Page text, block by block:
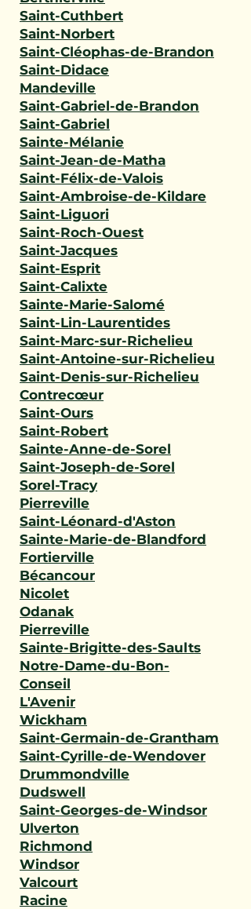
Saint-Cuthbert
Saint-Norbert
Saint-Cléophas-de-Brandon
Saint-Didace
Mandeville
Saint-Gabriel-de-Brandon
Saint-Gabriel
Sainte-Mélanie
Saint-Jean-de-Matha
Saint-Félix-de-Valois
Saint-Ambroise-de-Kildare
Saint-Liguori
Saint-Roch-Ouest
Saint-Jacques
Saint-Esprit
Saint-Calixte
Sainte-Marie-Salomé
Saint-Lin-Laurentides
Saint-Marc-sur-Richelieu
Saint-Antoine-sur-Richelieu
Saint-Denis-sur-Richelieu
Contrecœur
Saint-Ours
Saint-Robert
Sainte-Anne-de-Sorel
Saint-Joseph-de-Sorel
Sorel-Tracy
Pierreville
Saint-Léonard-d'Aston
Sainte-Marie-de-Blandford
Fortierville
Bécancour
Nicolet
Odanak
Pierreville
Sainte-Brigitte-des-Saults
Notre-Dame-du-Bon-
Conseil
L'Avenir
Wickham
Saint-Germain-de-Grantham
Saint-Cyrille-de-Wendover
Drummondville
Dudswell
Saint-Georges-de-Windsor
Ulverton
Richmond
Windsor
Valcourt
Racine